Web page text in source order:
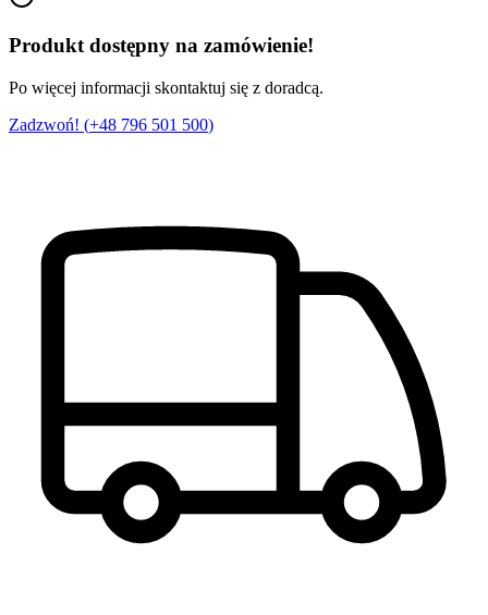
Produkt dostępny na zamówienie!
Po więcej informacji skontaktuj się z doradcą.
Zadzwoń! (+48 796 501 500)